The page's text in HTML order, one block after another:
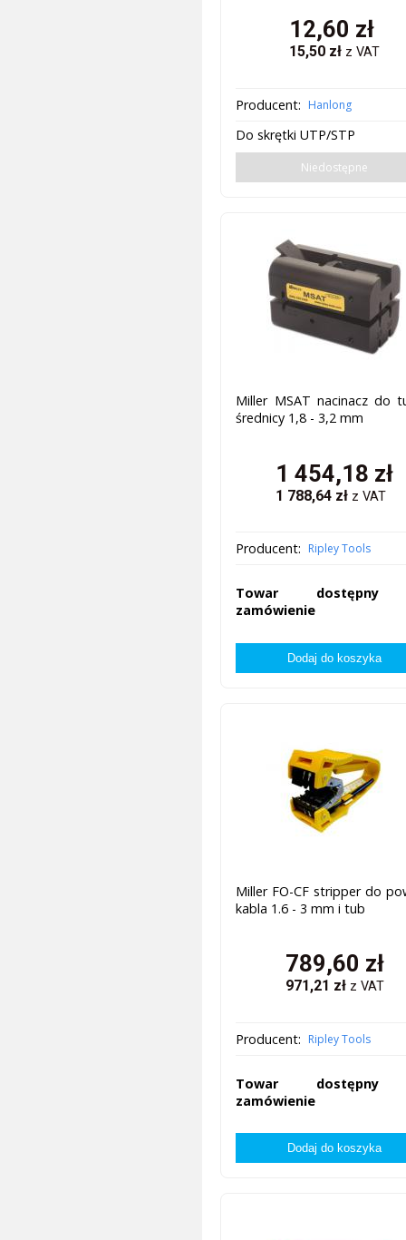
12,60 zł
15,50 zł z VAT
Producent: Hanlong
Do skrętki UTP/STP
Niedostępne
Miller MSAT nacinacz do
średnicy 1,8 - 3,2 mm
1 454,18 zł
1 788,64 zł z VAT
Producent: Ripley Tools
Towar dostępny
zamówienie
Miller FO-CF stripper do
kabla 1.6 - 3 mm i tub
789,60 zł
971,21 zł z VAT
Producent: Ripley Tools
Towar dostępny
zamówienie